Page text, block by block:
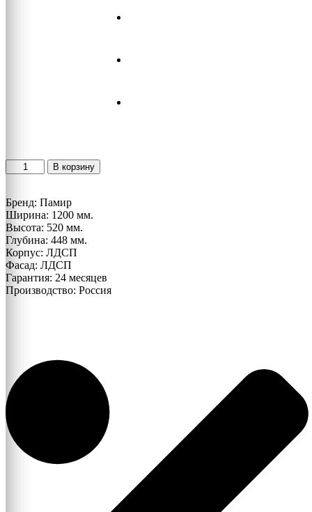
Количество
товара
ТВ
Соната
ТМС-1200
В корзину
Бренд: Памир
Ширина: 1200 мм.
Высота: 520 мм.
Глубина: 448 мм.
Корпус: ЛДСП
Фасад: ЛДСП
Гарантия: 24 месяцев
Производство: Россия